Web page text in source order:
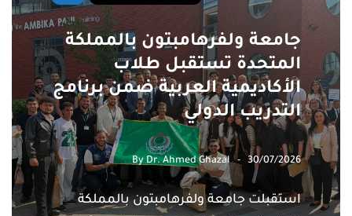
جامعة ولفرهامبتون بالمملكة
المتحدة تستقبل طلاب
الأكاديمية العربية ضمن برنامج
التدريب الدولي
ByDr. Ahmed Ghazal 30/07/2026
استقبلت جامعة ولفرهامبتون بالمملكة